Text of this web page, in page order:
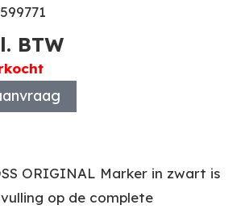
BTW
ORIGINAL Marker in zwart is
op de complete